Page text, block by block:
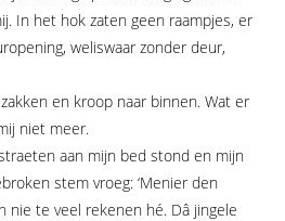
In het hok zaten geen raampjes, er
weliswaar zonder deur,
en kroop naar binnen. Wat er
niet meer.
aan mijn bed stond en mijn
stem vroeg: ‘Menier den
nie te veel rekenen hé. Dâ jingele